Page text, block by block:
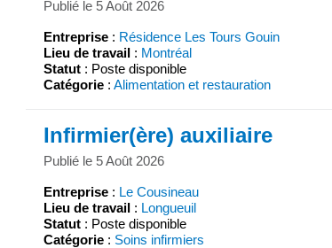
Publié le 5 Août 2026
Entreprise : Résidence Les Tours Gouin
Lieu de travail : Montréal
Statut : Poste disponible
Catégorie : Alimentation et restauration
Infirmier(ère) auxiliaire
Publié le 5 Août 2026
Entreprise : Le Cousineau
Lieu de travail : Longueuil
Statut : Poste disponible
Catégorie : Soins infirmiers